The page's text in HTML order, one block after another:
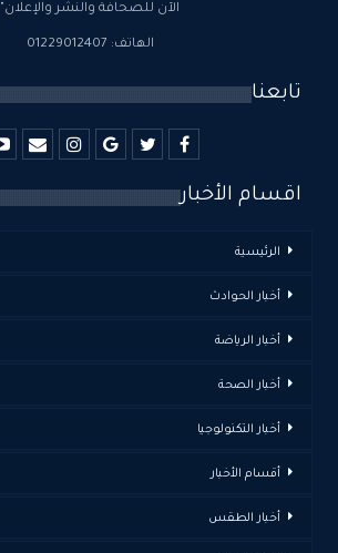
الآن للصحافة والنشر والإعلان"
الهاتف: 01229012407
تابعنا
اقسام الأخبار
الرئيسية
أخبار الحوادث
أخبار الرياضة
أخبار الصحة
أخبار التكنولوجيا
أقسام الأخبار
أخبار الطقس